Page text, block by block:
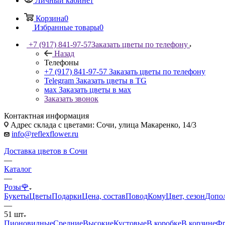
Корзина0
Избранные товары0
+7 (917) 841-97-57Заказать цветы по телефону
Назад
Телефоны
+7 (917) 841-97-57 Заказать цветы по телефону
Telegram Заказать цветы в TG
мах Заказать цветы в мах
Заказать звонок
Контактная информация
Адрес склада с цветами: Сочи, улица Макаренко, 14/3
info@reflexflower.ru
Доставка цветов в Сочи
—
Каталог
—
Розы🌹
БукетыЦветыПодаркиЦена, составПоводКомуЦвет, сезон
—
51 шт
ПионовидныеСредниеВысокиеКустовыеВ коробкеВ корзине